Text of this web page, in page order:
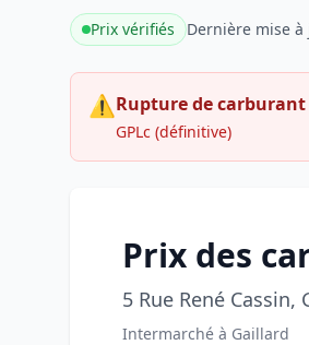
Prix vérifiés Dernière mise à
⚠Rupture de
GPLc (définitive)
Prix des
5 Rue René Cassin,
Intermarché à Gaillard